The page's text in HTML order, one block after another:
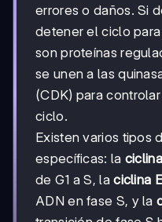
errores o daños. Si
detener el ciclo
son proteínas
se unen a las
(CDK) para
ciclo.
Existen varios tipos
específicas: la
de G1 a S, laciclina E
ADN en fase S, y la